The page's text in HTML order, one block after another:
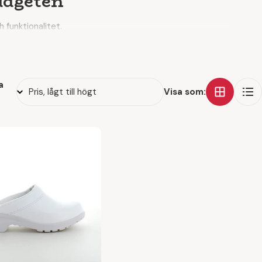
funktionalitet.
ger avlastning för fötter, ben och rygg – även när
ha på sig under hela skiftet.
Visa som: